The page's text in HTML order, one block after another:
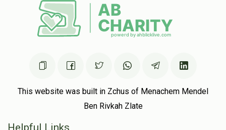
This website was built in Zchus of Menachem Mendel
Ben Rivkah Zlate
Helpful Links